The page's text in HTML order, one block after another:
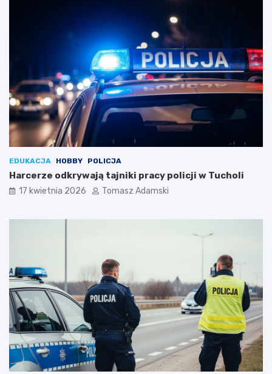
EDUKACJA HOBBY POLICJA
Harcerze odkrywają tajniki pracy policji w Tucholi
17 kwietnia 2026 Tomasz Adamski